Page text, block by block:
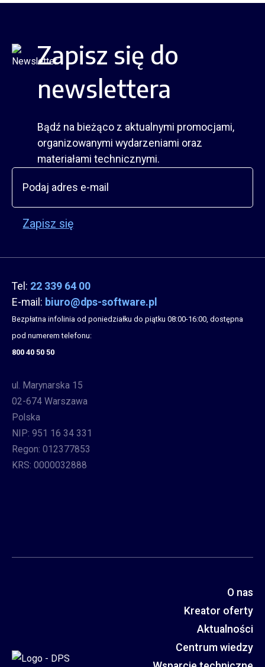
Zapisz się do
newslettera
Bądź na bieżąco z aktualnymi promocjami,
organizowanymi wydarzeniami oraz
materiałami technicznymi.
Zapisz się
O nas
Kreator oferty
Aktualności
Centrum wiedzy
Tel: 22 339 64 00
E-mail: biuro@dps-software.pl
Bezpłatna infolinia od poniedziałku do piątku 08:00-16:00, dostępna
pod numerem telefonu:
800 40 50 50
ul. Marynarska 15
02-674 Warszawa
Polska
NIP: 951 16 34 331
Regon: 012377853
KRS: 0000032888